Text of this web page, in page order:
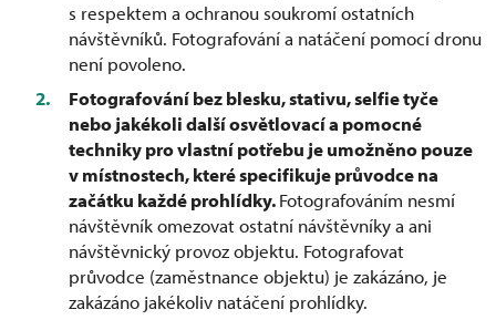
s respektem a ochranou soukromí ostatních
návštěvníků. Fotografování a natáčení pomocí dronu
není povoleno.
Fotografování bez blesku, stativu, selfie tyče
nebo jakékoli další osvětlovací a pomocné
techniky pro vlastní potřebu je umožněno pouze
v místnostech, které specifikuje průvodce na
začátku každé prohlídky.Fotografováním nesmí
návštěvník omezovat ostatní návštěvníky a ani
návštěvnický provoz objektu. Fotografovat
průvodce (zaměstnance objektu) je zakázáno, je
zakázáno jakékoliv natáčení prohlídky.